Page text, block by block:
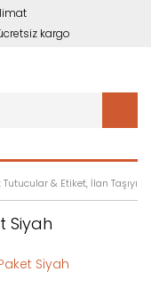
kargo
Tutucular & Etiket, İlan
Siyah